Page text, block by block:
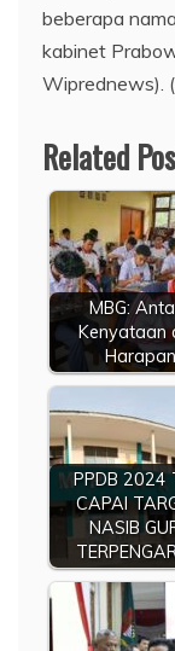
beberapa
kabinet
Wiprednews).
Related
MBG:
Kenyataan
Harapan
PPDB 2024
CAPAI
NASIB